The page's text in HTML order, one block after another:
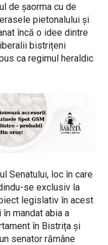
de șaorma cu de
pietonalului și
încă o idee dintre
bistrițeni
ca regimul heraldic
Senatului, loc în care
se exclusiv la
legislativ în acest
mandat abia a
în Bistrița și
senator rămâne